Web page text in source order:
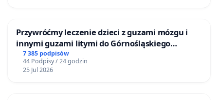
Przywróćmy leczenie dzieci z guzami mózgu i
innymi guzami litymi do Górnośląskiego
Centrum Zdrowia Dziecka w Katowicach
7 385 podpisów
44 Podpisy / 24 godzin
25 Jul 2026